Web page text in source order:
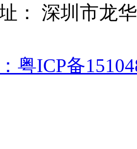
： 深圳市龙
粤ICP备